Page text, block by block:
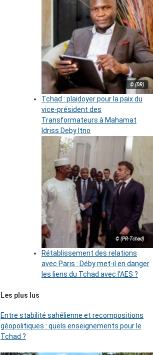
© (DR)
Tchad : plaidoyer pour la paix du
vice-président des
Transformateurs à Mahamat
Idriss Deby Itno
© (PR-Tchad)
Rétablissement des relations
avec Paris : Déby met-il en danger
les liens du Tchad avec l’AES ?
Les plus lus
Entre stabilité sahélienne et recompositions
géopolitiques : quels enseignements pour le
Tchad ?